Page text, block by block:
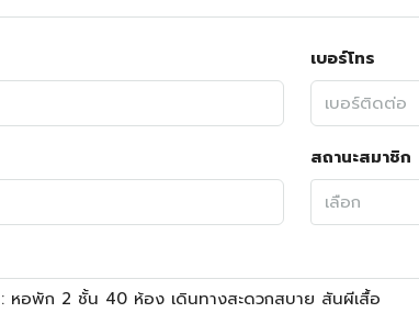
เบอร์โทร
สถานะสมาชิก
เลือก